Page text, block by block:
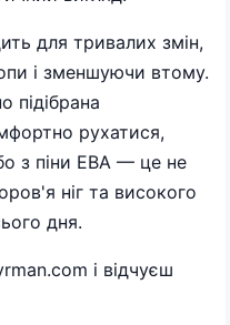
для тривалих змін,
і зменшуючи втому.
підібрана
рухатися,
з піни ЕВА — це не
ніг та високого
дня.
і відчуєш